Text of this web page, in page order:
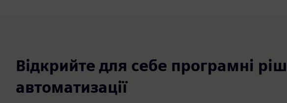
Відкрийте для себе програмні
автоматизації